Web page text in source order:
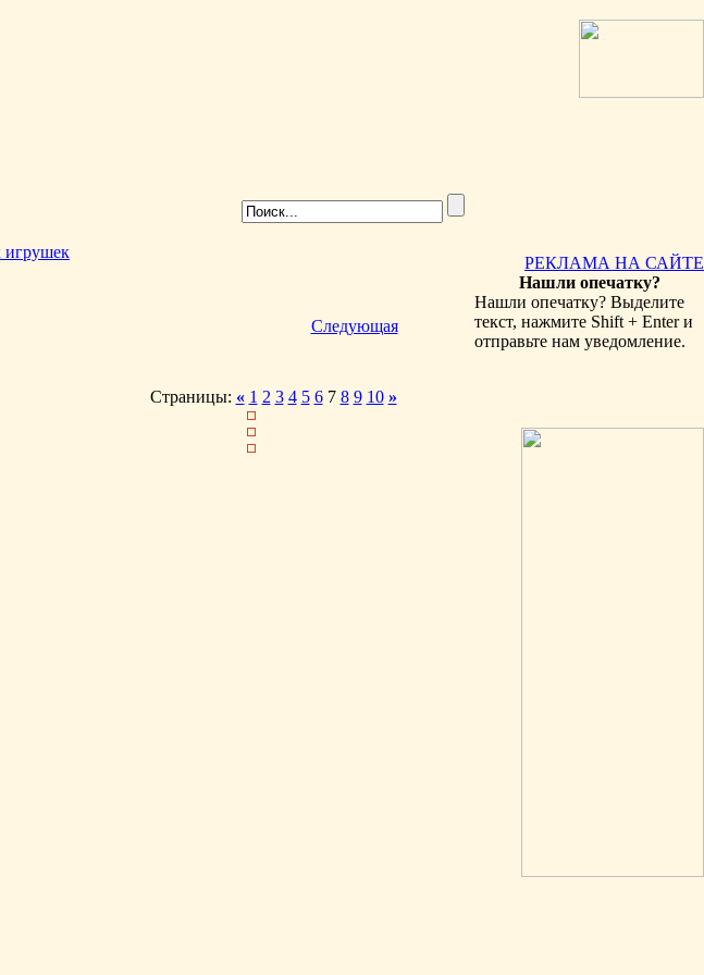
Следующая
Страницы: « 1 2 3 4 5 67 8 9 10 »
РЕКЛАМА НА САЙТЕ
Нашли опечатку?
Нашли опечатку? Выделите
текст, нажмите Shift + Enter и
отправьте нам уведомление.